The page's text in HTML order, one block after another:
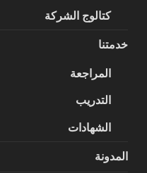
كتالوج الشركة
خدمتنا
المراجعة
التدريب
الشهادات
المدونة